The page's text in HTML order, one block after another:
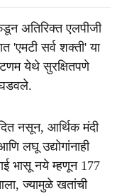
अतिरिक्त एलपीजी
'एमटी सर्व शक्ती' या
येथे सुरक्षितपणे
घडवले.
नसून, आर्थिक मंदी
लघू उद्योगांनाही
भासू नये म्हणून 177
ज्यामुळे खतांची